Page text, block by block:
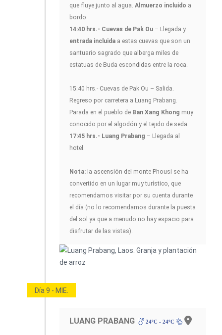
que fluye junto al agua. Almuerzo incluido a
bordo.
14:40 hrs.- Cuevas de Pak Ou – Llegada y
entrada incluida a estas cuevas que son un
santuario sagrado que alberga miles de
estatuas de Buda escondidas entre la roca.
15:40 hrs.- Cuevas de Pak Ou – Salida.
Regreso por carretera a Luang Prabang.
Parada en el pueblo de Ban Xang Khong muy
conocido por el algodón y el tejido de seda.
17:45 hrs.- Luang Prabang – Llegada al
hotel.
Nota: la ascensión del monte Phousi se ha
convertido en un lugar muy turístico, que
recomendamos visitar por su cuenta durante
el día (no lo recomendamos durante la puesta
del sol ya que a menudo no hay espacio para
disfrutar de las vistas).
Día 9 - MIE.
LUANG PRABANG 24ºC - 24ºC